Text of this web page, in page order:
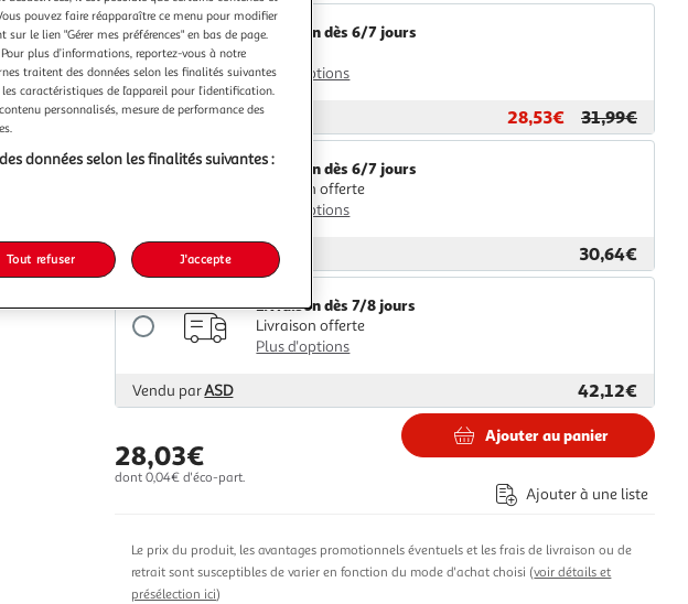
Livraison dès 6/7 jours
Plus d'options
Vendu parMultishop 28,53€ 31,99€
Livraison dès 6/7 jours
Livraison offerte
Plus d'options
Vendu parGpasPlus 30,64€
Livraison dès 7/8 jours
Livraison offerte
Plus d'options
Vendu parASD 42,12€
28,03€
dont 0,04€ d'éco-part.
Ajouter au panier
Ajouter à une liste
Le prix du produit, les avantages promotionnels éventuels et les frais de livraison ou de
retrait sont susceptibles de varier en fonction du mode d'achat choisi (voir détails et
présélection ici)
pouvez faire réapparaître ce menu pour modifier
le lien "Gérer mes préférences" en bas de page.
plus d’informations, reportez-vous à notre
traitent des données selon les finalités suivantes
caractéristiques de l’appareil pour l’identification.
personnalisés, mesure de performance des
données selon les finalités suivantes :
Tout refuser J'accepte